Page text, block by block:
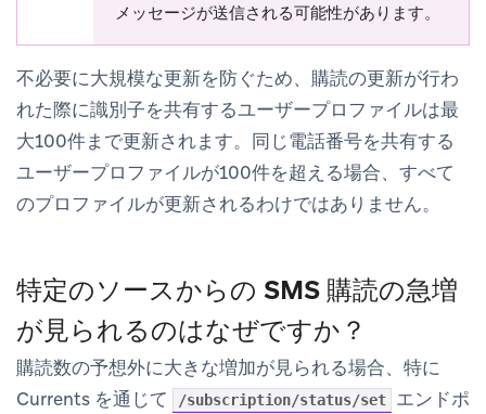
メッセージが送信される可能性があります。
不必要に大規模な更新を防ぐため、購読の更新が行わ
れた際に識別子を共有するユーザープロファイルは最
大100件まで更新されます。同じ電話番号を共有する
ユーザープロファイルが100件を超える場合、すべて
のプロファイルが更新されるわけではありません。
特定のソースからの SMS 購読の急増
が見られるのはなぜですか？
購読数の予想外に大きな増加が見られる場合、特に
Currents を通じて
/subscription/status/set
エンドポ